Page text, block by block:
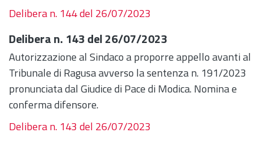
Delibera n. 144 del 26/07/2023
Delibera n. 143 del 26/07/2023
Autorizzazione al Sindaco a proporre appello avanti al
Tribunale di Ragusa avverso la sentenza n. 191/2023
pronunciata dal Giudice di Pace di Modica. Nomina e
conferma difensore.
Delibera n. 143 del 26/07/2023